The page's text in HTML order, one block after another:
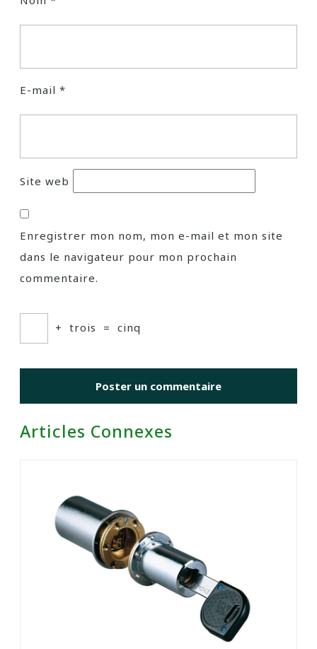
E-mail *
Site web
Enregistrer mon nom, mon e-mail et mon site
dans le navigateur pour mon prochain
commentaire.
+ trois = cinq
Articles Connexes